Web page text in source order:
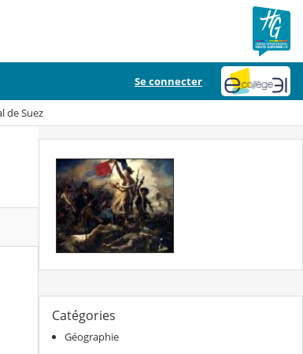
Se connecter
de Suez
Catégories
Géographie